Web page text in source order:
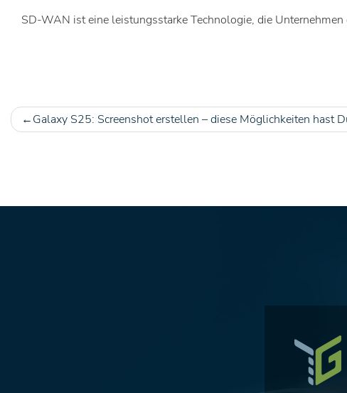
SD-WAN ist eine leistungsstarke Technologie, die
Beitragsnavigation
Galaxy S25: Screenshot erstellen – diese Möglichkeiten hast